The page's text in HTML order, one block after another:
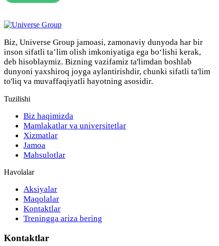
Biz, Universe Group jamoasi, zamonaviy dunyoda har bir
inson sifatli ta’lim olish imkoniyatiga ega bo‘lishi kerak,
deb hisoblaymiz. Bizning vazifamiz ta'limdan boshlab
dunyoni yaxshiroq joyga aylantirishdir, chunki sifatli ta'lim
to'liq va muvaffaqiyatli hayotning asosidir.
Tuzilishi
Biz haqimizda
Mamlakatlar va universitetlar
Xizmatlar
Jamoa
Mahsulotlar
Havolalar
Aksiyalar
Maqolalar
Kontaktlar
Treningga ariza bering
Kontaktlar